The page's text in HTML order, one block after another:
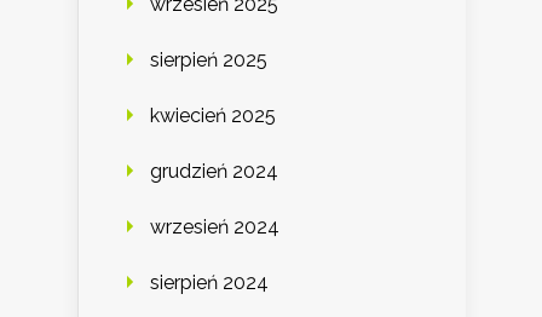
sierpień 2025
kwiecień 2025
grudzień 2024
wrzesień 2024
sierpień 2024